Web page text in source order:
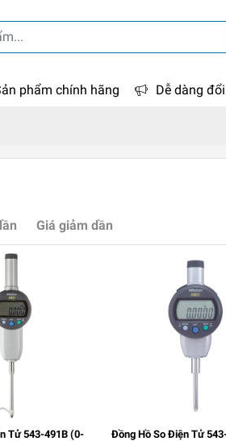
phẩm chính hãng Dễ dàng
Giá giảm dần
Tử 543-491B (0-
Đồng Hồ So Điện Tử